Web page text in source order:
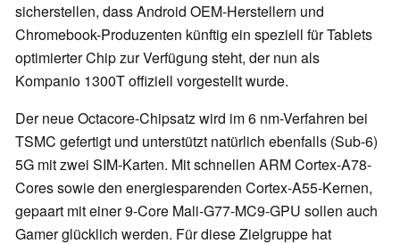
sicherstellen, dass Android OEM-Herstellern und
Chromebook-Produzenten künftig ein speziell für Tablets
optimierter Chip zur Verfügung steht, der nun als
Kompanio 1300T offiziell vorgestellt wurde.
Der neue Octacore-Chipsatz wird im 6 nm-Verfahren bei
TSMC gefertigt und unterstützt natürlich ebenfalls (Sub-6)
5G mit zwei SIM-Karten. Mit schnellen ARM Cortex-A78-
Cores sowie den energiesparenden Cortex-A55-Kernen,
gepaart mit einer 9-Core Mali-G77-MC9-GPU sollen auch
Gamer glücklich werden. Für diese Zielgruppe hat